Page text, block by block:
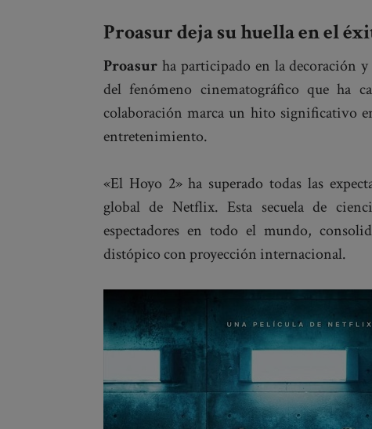
Proasur deja su huella en el
Proasur ha participado en la decoración
del fenómeno cinematográfico que ha
colaboración marca un hito significativo
entretenimiento.
«El Hoyo 2» ha superado todas las
global de Netflix. Esta secuela de
espectadores en todo el mundo,
distópico con proyección internacional.